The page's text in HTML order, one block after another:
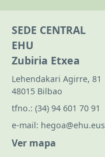
SEDE CENTRAL
EHU
Zubiria Etxea
Lehendakari Agirre, 81
48015 Bilbao
tfno.: (34) 94 601 70 91
e-mail: hegoa@ehu.eus
Ver mapa